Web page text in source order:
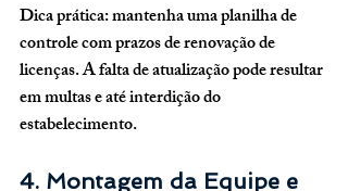
Dica prática: mantenha uma planilha de
controle com prazos de renovação de
licenças. A falta de atualização pode resultar
em multas e até interdição do
estabelecimento.
4. Montagem da Equipe e